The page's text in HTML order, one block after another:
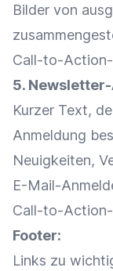
Bilder von
Call-to-
5.
Kurzer Text,
Anmeldung
Neuigkeiten,
E-Mail-
Call-to-
Footer:
Links zu